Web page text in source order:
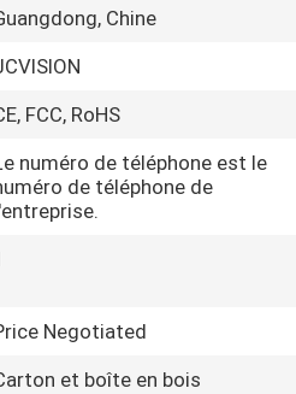
Chine
FCC, RoHS
numéro de téléphone est le
de téléphone de
Negotiated
et boîte en bois